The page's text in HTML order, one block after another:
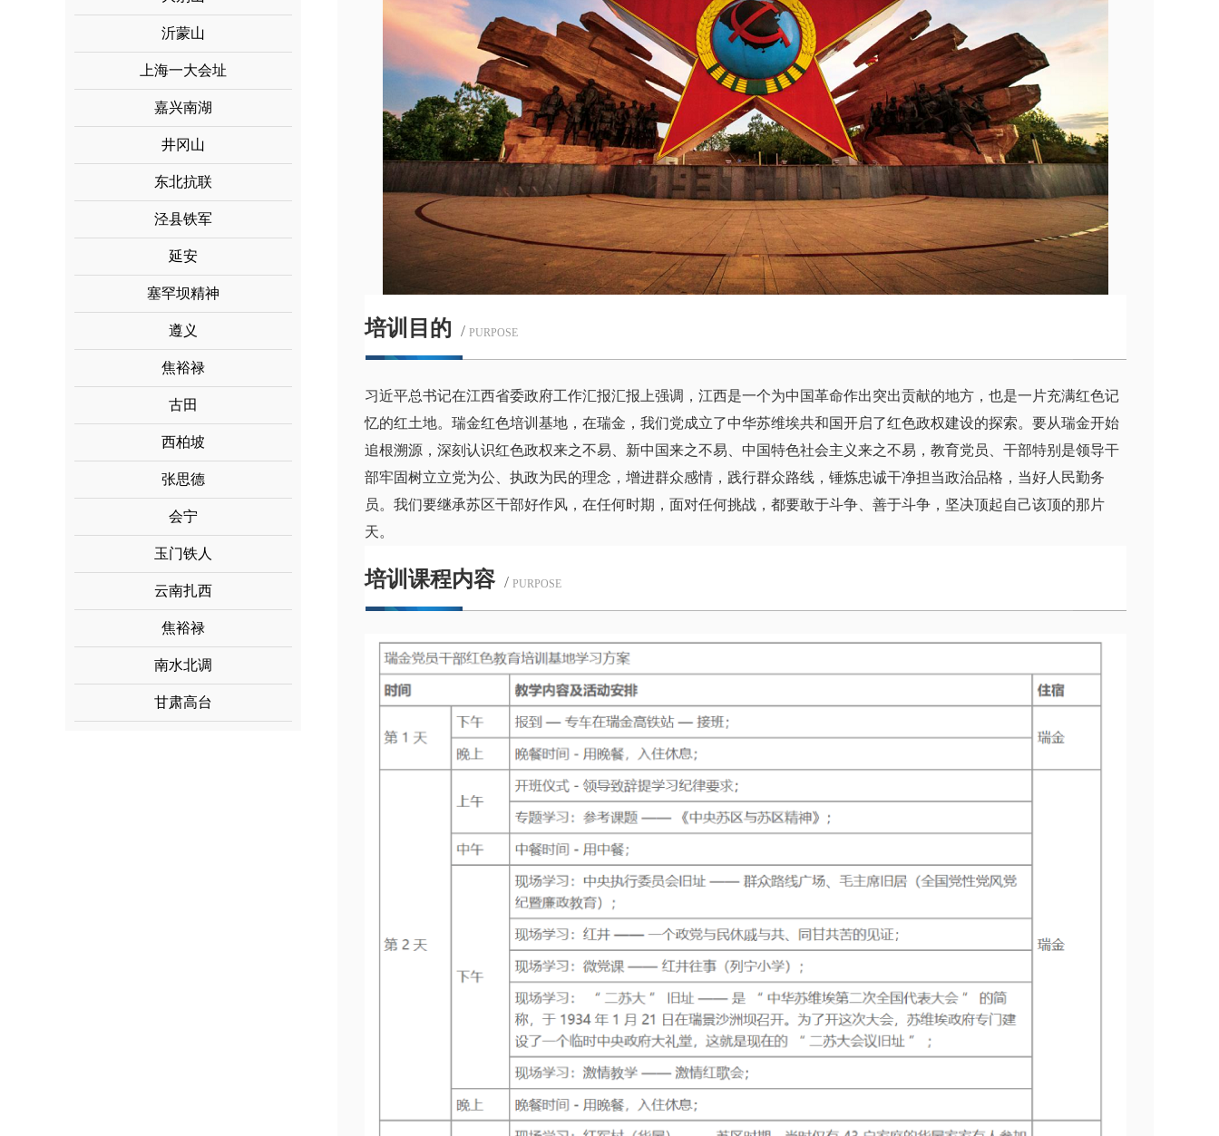
沂蒙山
上海一大会址
嘉兴南湖
井冈山
东北抗联
泾县铁军
延安
塞罕坝精神
遵义
焦裕禄
古田
西柏坡
张思德
会宁
玉门铁人
云南扎西
焦裕禄
南水北调
甘肃高台
培训目的 / PURPOSE
习近平总书记在江西省委政府工作汇报汇报上强调，江西是一个为中国革命作出突出贡献的地方，也是一片充满红色记
忆的红土地。瑞金红色培训基地，在瑞金，我们党成立了中华苏维埃共和国开启了红色政权建设的探索。要从瑞金开始
追根溯源，深刻认识红色政权来之不易、新中国来之不易、中国特色社会主义来之不易，教育党员、干部特别是领导干
部牢固树立立党为公、执政为民的理念，增进群众感情，践行群众路线，锤炼忠诚干净担当政治品格，当好人民勤务
员。我们要继承苏区干部好作风，在任何时期，面对任何挑战，都要敢于斗争、善于斗争，坚决顶起自己该顶的那片
天。
培训课程内容 / PURPOSE